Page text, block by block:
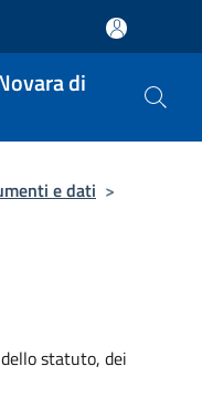
di
e dati >
statuto, dei